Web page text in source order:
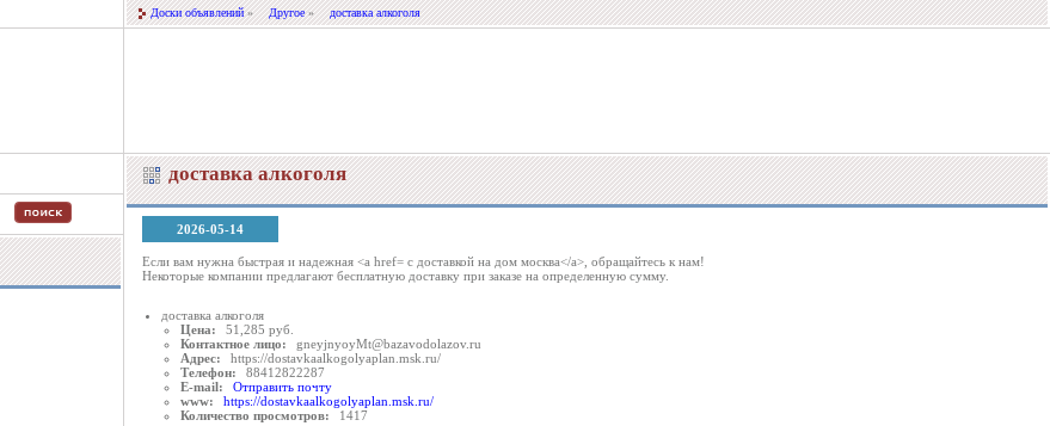
Доски объявлений» Другое» доставка алкоголя
доставка алкоголя
2026-05-14
Если вам нужна быстрая и надежная <a href= с доставкой на дом москва</a>, обращайтесь к нам!
Некоторые компании предлагают бесплатную доставку при заказе на определенную сумму.
доставка алкоголя
Цена:
51,285 руб.
Контактное лицо:
gneyjnyoyMt@bazavodolazov.ru
Адрес:
https://dostavkaalkogolyaplan.msk.ru/
Телефон:
88412822287
E-mail:
Отправить почту
www:
https://dostavkaalkogolyaplan.msk.ru/
Количество просмотров:
1417